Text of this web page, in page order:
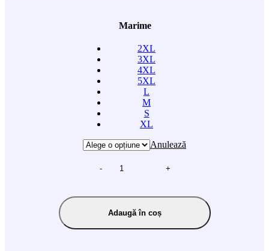
Marime
2XL
3XL
4XL
5XL
L
M
S
XL
Anulează
- +
Adaugă în coș